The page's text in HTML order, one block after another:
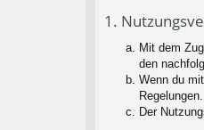
1.
Mit dem
den
Wenn du
Regelungen.
Der